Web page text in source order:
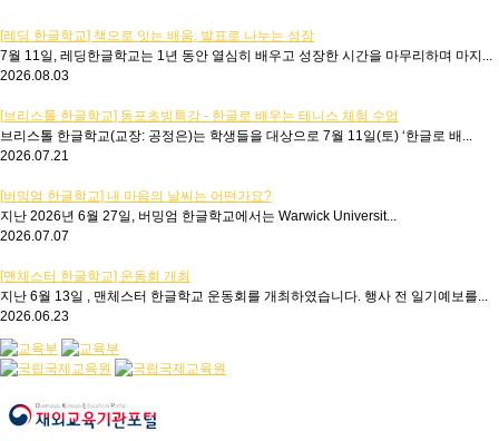
[레딩 한글학교] 책으로 잇는 배움, 발표로 나누는 성장
7월 11일, 레딩한글학교는 1년 동안 열심히 배우고 성장한 시간을 마무리하며 마지...
2026.08.03
[브리스톨 한글학교] 동포초빙특강 - 한글로 배우는 테니스 체험 수업
브리스톨 한글학교(교장: 공정은)는 학생들을 대상으로 7월 11일(토) ‘한글로 배...
2026.07.21
[버밍엄 한글학교] 내 마음의 날씨는 어떤가요?
지난 2026년 6월 27일, 버밍엄 한글학교에서는 Warwick Universit...
2026.07.07
[맨체스터 한글학교] 운동회 개최
지난 6월 13일 , 맨체스터 한글학교 운동회를 개최하였습니다. 행사 전 일기예보를...
2026.06.23